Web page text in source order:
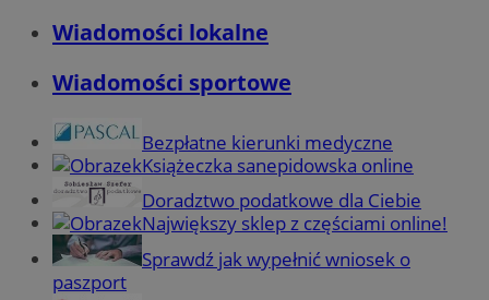
Wiadomości lokalne
Wiadomości sportowe
Bezpłatne kierunki medyczne
Książeczka sanepidowska online
Doradztwo podatkowe dla Ciebie
Największy sklep z częściami online!
Sprawdź jak wypełnić wniosek o
paszport